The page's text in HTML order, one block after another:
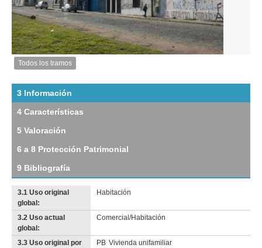
Imagen
tramo:
Rbla
25
Agosto
1825
(R
12)
Descargar
tamaño
original
Todos los tramos
3 Información
4 Características
5 Valoración
6 a 8 Protección Patrimonial
9 Bibliografía
3.1 Uso original
global:
Habitación
3.2 Uso actual
global:
Comercial/Habitación
3.3 Uso original por
PB Vivienda unifamiliar